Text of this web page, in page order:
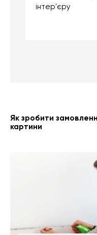
інтер'єру
Як зробити
картини